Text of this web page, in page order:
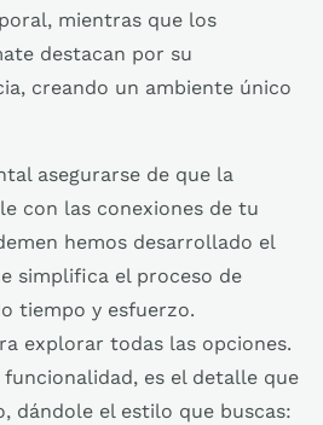
mientras que los
destacan por su
creando un ambiente único
asegurarse de que la
con las conexiones de tu
hemos desarrollado el
simplifica el proceso de
tiempo y esfuerzo.
explorar todas las opciones.
es el detalle que
dándole el estilo que buscas: